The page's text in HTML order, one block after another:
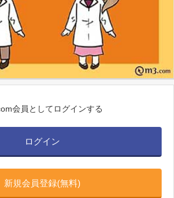
会員としてログインする
ログイン
新規会員登録(無料)